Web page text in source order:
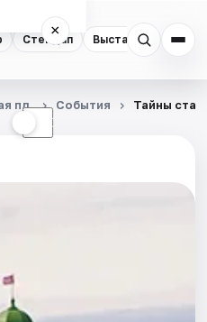
Стендап Выставки
×
☾
пл. События Тайны